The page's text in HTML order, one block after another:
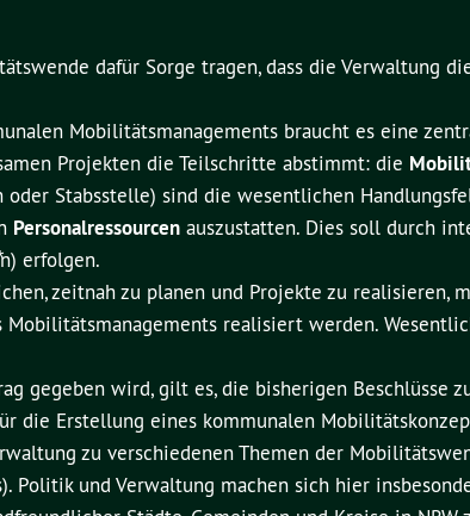
dafür Sorge tragen, dass die Verwaltung
Mobilitätsmanagements braucht es eine
Projekten die Teilschritte abstimmt: die
Stabsstelle) sind die wesentlichen
Personalressourcen auszustatten. Dies soll durch
erfolgen.
zeitnah zu planen und Projekte zu realisieren,
Mobilitätsmanagements realisiert werden.
gegeben wird, gilt es, die bisherigen Beschlüsse
die Erstellung eines kommunalen
zu verschiedenen Themen der
Politik und Verwaltung machen sich hier